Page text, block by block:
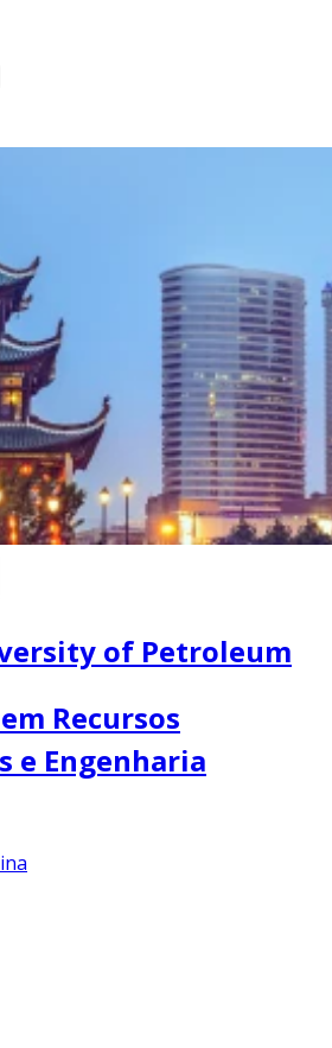
of Petroleum
Recursos
e Engenharia